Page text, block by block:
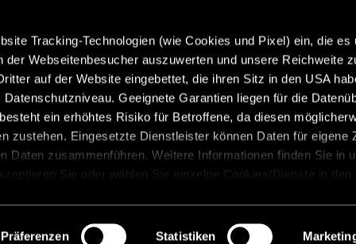
Tracking-Technologien (wie Cookies und Pixel) ein, die es
der Webseitenbesucher auszuwerten und unsere Reichweite
auf der Website eingebettet, die ihren Sitz in den USA
Geeignete Garantien liegen für die
ein erhöhtes Risiko für Betroffene, da diesen
zustehen. Eingesetzte Dienstleister können Daten für eigene
Daten zusammenführen. Weitere Informationen finden Sie in
Sie oder wählen Sie einzelne Cookies/Dienste in den
Klicken Sie auf Ablehnen, werden nur die notwendigen
Präferenzen Statistiken
more about Hymer Original
Accessories:
service/hymer-original-
accessories
Caravans in premium quality:
https://www.eriba.com/gb/en